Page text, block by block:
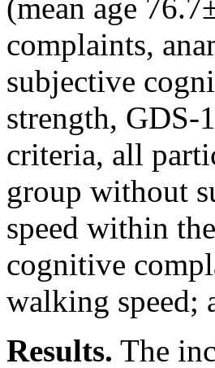
(mean age
complaints,
subjective
strength, GDS-
criteria, all
group without
speed within
cognitive
walking speed;
Results. The